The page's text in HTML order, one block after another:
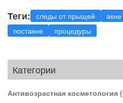
Теги: следы от прыщей акне
постакне
процедуры
Категории
Антивозрастная косметология